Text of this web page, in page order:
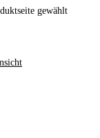
gewählt